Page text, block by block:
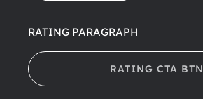
RATING PARAGRAPH
RATING CTA BTN